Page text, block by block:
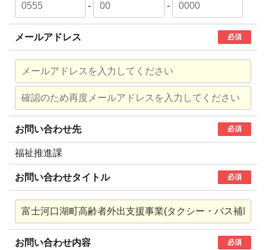
- -
メールアドレス 必須
お問い合わせ先 必須
福祉推進課
お問い合わせタイトル 必須
お問い合わせ内容 必須